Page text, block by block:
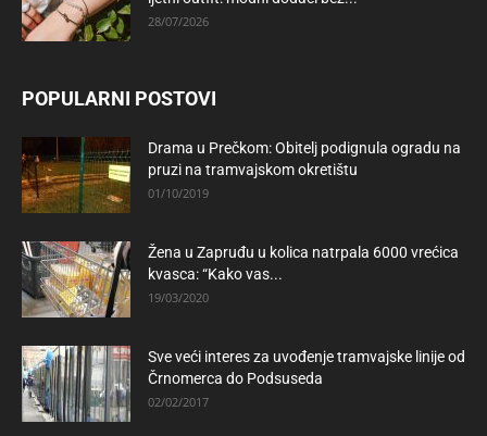
28/07/2026
POPULARNI POSTOVI
Drama u Prečkom: Obitelj podignula ogradu na
pruzi na tramvajskom okretištu
01/10/2019
Žena u Zapruđu u kolica natrpala 6000 vrećica
kvasca: “Kako vas...
19/03/2020
Sve veći interes za uvođenje tramvajske linije od
Črnomerca do Podsuseda
02/02/2017